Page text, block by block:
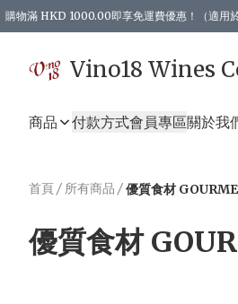
購物滿 HKD 1000.00即享免運費優惠！（適用
Vino18 Wines
商品 付款方式會員專區關於我
首頁/ 所有商品 /優質食材
優質食材